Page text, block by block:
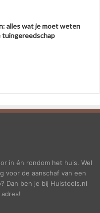
alles wat je moet weten
tuingereedschap
in én rondom het huis. Wel
voor de aanschaf van een
Dan ben je bij Huistools.nl